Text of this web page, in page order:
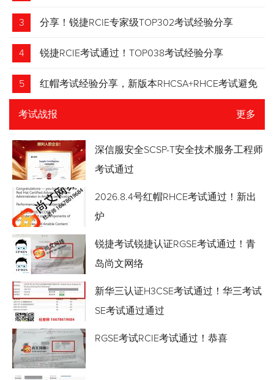
3 分享！锐捷RCIE专家级TOP302考试经验分享
4 锐捷RCIE考试通过！TOP038考试经验分享
5 红帽考试经验分享，新版本RHCSA+RHCE考试避免
踩坑
考试战报 更多
深信服安全SCSP-T安全技术服务工程师
考试通过
2026.8.4号红帽RHCE考试通过！新出
炉
锐捷考试锐捷认证RGSE考试通过！青
岛尚文网络
新华三认证H3CSE考试通过！华三考试
SE考试通过通过
RGSE考试RCIE考试通过！恭喜